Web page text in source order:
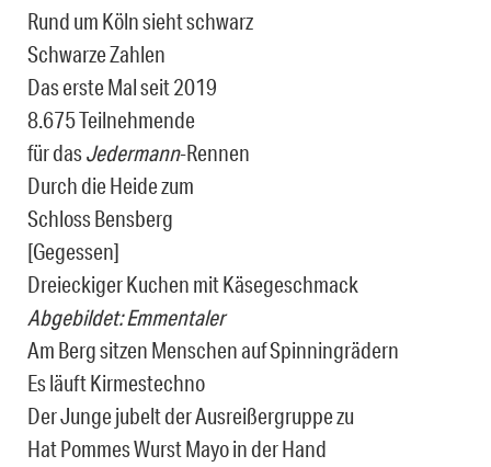
Rund um Köln sieht schwarz
Schwarze Zahlen
Das erste Mal seit 2019
8.675 Teilnehmende
für dasJedermann-Rennen
Durch die Heide zum
Schloss Bensberg
[Gegessen]
Dreieckiger Kuchen mit Käsegeschmack
Abgebildet: Emmentaler
Am Berg sitzen Menschen auf Spinningrädern
Es läuft Kirmestechno
Der Junge jubelt der Ausreißergruppe zu
Hat Pommes Wurst Mayo in der Hand